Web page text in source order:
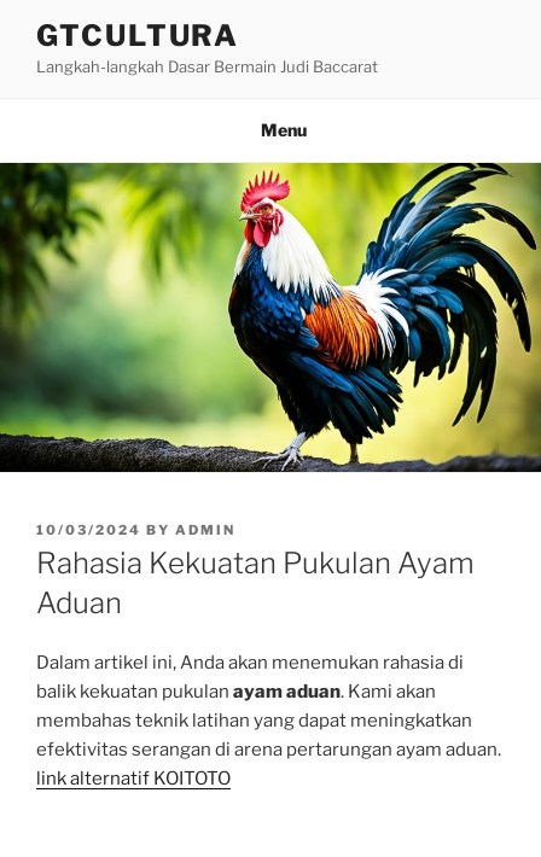
content
GTCULTURA
Langkah-langkah Dasar Bermain Judi Baccarat
Menu
POSTED
ON
10/03/2024 BY ADMIN
Rahasia Kekuatan Pukulan Ayam
Aduan
Dalam artikel ini, Anda akan menemukan rahasia di
balik kekuatan pukulan ayam aduan. Kami akan
membahas teknik latihan yang dapat meningkatkan
efektivitas serangan di arena pertarungan ayam aduan.
link alternatif KOITOTO